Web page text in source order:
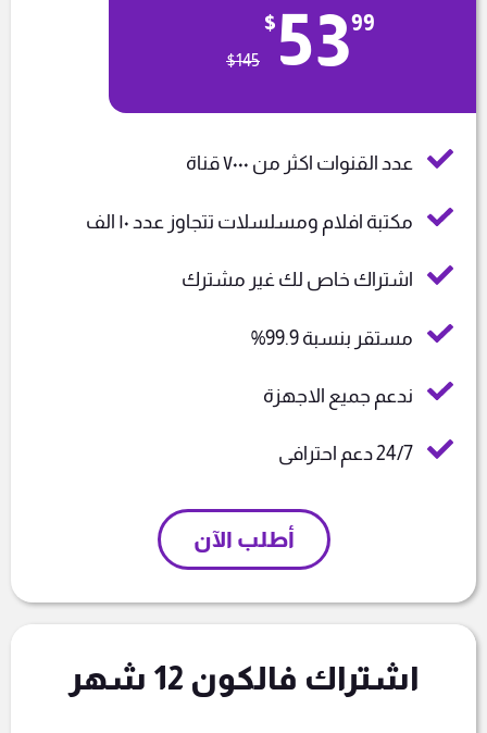
$145
$ 5399
عدد القنوات اكثر من ٧٠٠٠ قناة
مكتبة افلام ومسلسلات تتجاوز عدد ١٠ الف
اشتراك خاص لك غير مشترك
مستقر بنسبة 99.9%
ندعم جميع الاجهزة
24/7 دعم احترافى
أطلب الآن
اشتراك فالكون 12 شهر